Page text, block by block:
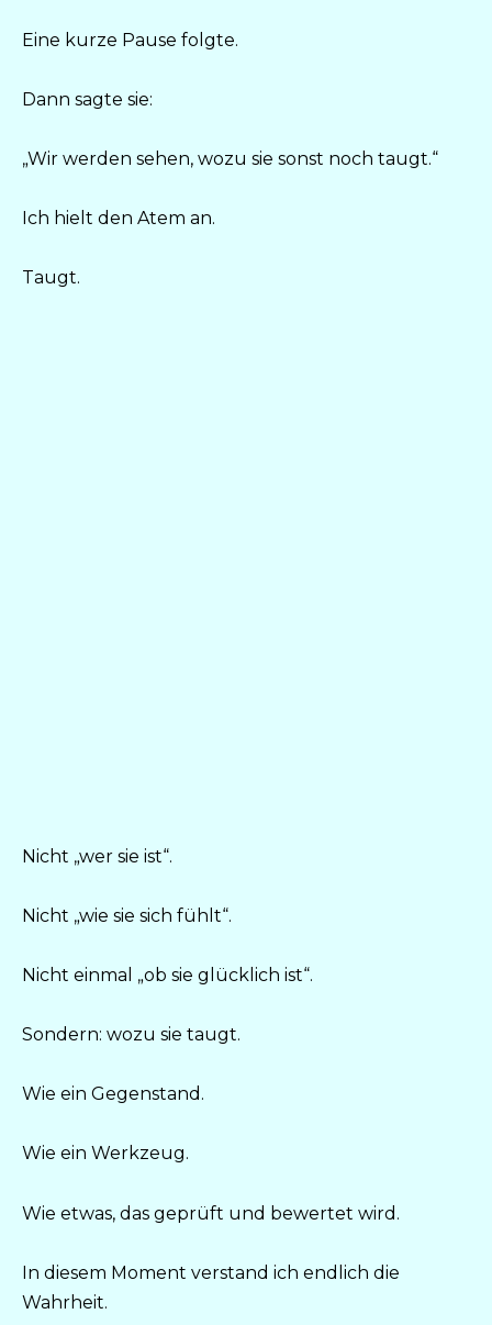
Eine kurze Pause folgte.
Dann sagte sie:
„Wir werden sehen, wozu sie sonst noch taugt.“
Ich hielt den Atem an.
Taugt.
Nicht „wer sie ist“.
Nicht „wie sie sich fühlt“.
Nicht einmal „ob sie glücklich ist“.
Sondern: wozu sie taugt.
Wie ein Gegenstand.
Wie ein Werkzeug.
Wie etwas, das geprüft und bewertet wird.
In diesem Moment verstand ich endlich die
Wahrheit.